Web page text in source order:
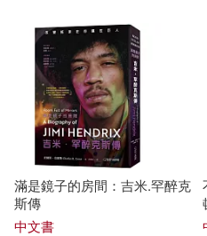
[英]內德‧班奈特Bennett(4)
おおのじゅんじ(4)
中國地圖出版社(4)
亞伯‧艾里斯(4)
北京出版社(14)
廣東人民出版社(14)
現代出版社(14)
滿是鏡子的房間：吉米.罕醉克
斯傳
中文書